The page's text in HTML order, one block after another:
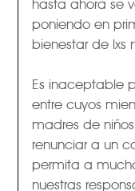
hasta ahora se
poniendo en
bienestar de lxs
Es inaceptable
entre cuyos
madres de
renunciar a un
permita a
nuestras